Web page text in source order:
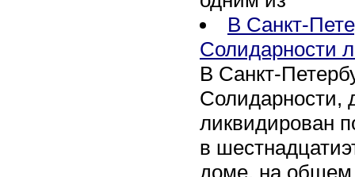
В Санкт-
Солидарности
В Санкт-
Солидарности,
ликвидирован
в
доме, на общем